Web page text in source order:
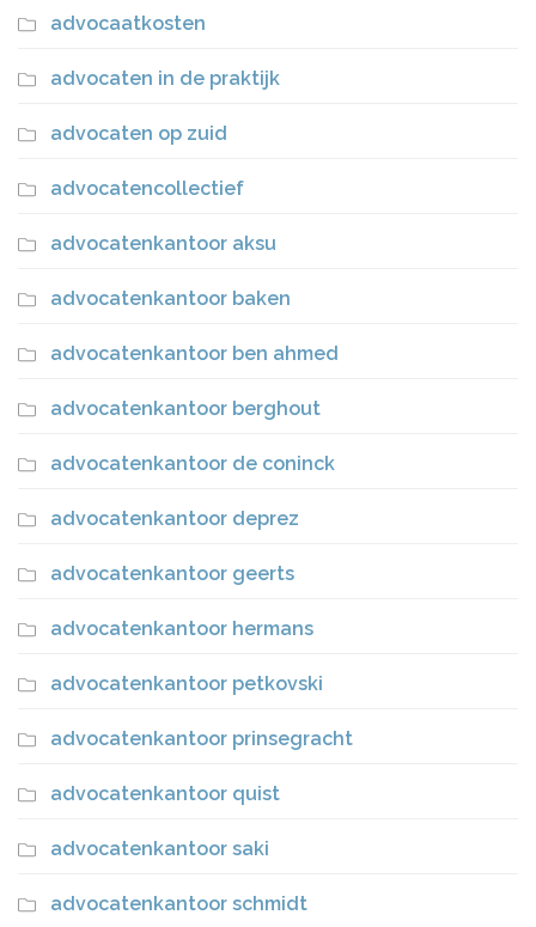
advocaatkosten
advocaten in de praktijk
advocaten op zuid
advocatencollectief
advocatenkantoor aksu
advocatenkantoor baken
advocatenkantoor ben ahmed
advocatenkantoor berghout
advocatenkantoor de coninck
advocatenkantoor deprez
advocatenkantoor geerts
advocatenkantoor hermans
advocatenkantoor petkovski
advocatenkantoor prinsegracht
advocatenkantoor quist
advocatenkantoor saki
advocatenkantoor schmidt